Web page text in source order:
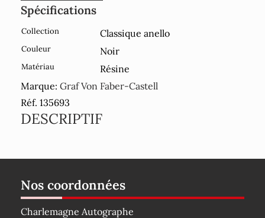
Spécifications
Collection Classique anello
Couleur Noir
Matériau
Résine
Marque: Graf Von Faber-Castell
Réf. 135693
DESCRIPTIF
Nos coordonnées
Charlemagne Autographe